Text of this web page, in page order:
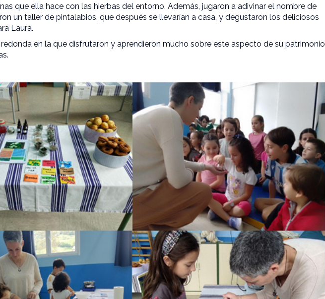
que ella hace con las hierbas del entorno. Además, jugaron a adivinar el nombre de
un taller de pintalabios, que después se llevarían a casa, y degustaron los deliciosos
Laura.
redonda en la que disfrutaron y aprendieron mucho sobre este aspecto de su patrimonio